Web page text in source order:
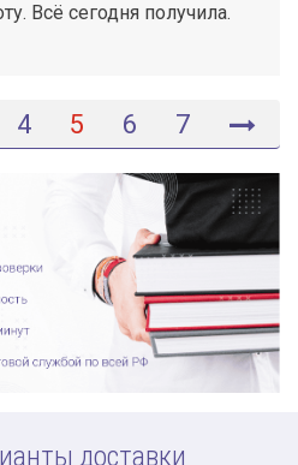
Всё сегодня получила.
4 5 6 7
доставки